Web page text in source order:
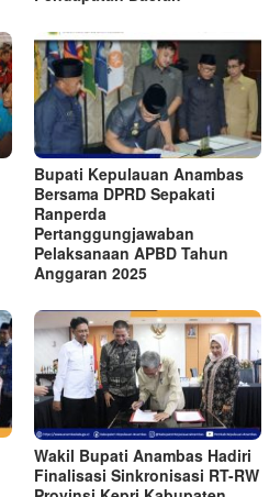
Bupati Kepulauan Anambas
Bersama DPRD Sepakati
Ranperda
Pertanggungjawaban
Pelaksanaan APBD Tahun
Anggaran 2025
Wakil Bupati Anambas Hadiri
Finalisasi Sinkronisasi RT-RW